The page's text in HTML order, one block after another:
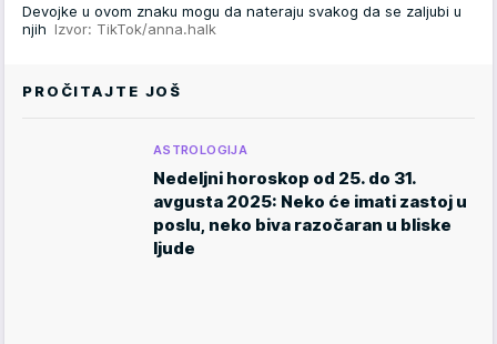
Devojke u ovom znaku mogu da nateraju svakog da se zaljubi u
njih Izvor: TikTok/anna.halk
PROČITAJTE JOŠ
ASTROLOGIJA
Nedeljni horoskop od 25. do 31.
avgusta 2025: Neko će imati zastoj u
poslu, neko biva razočaran u bliske
ljude